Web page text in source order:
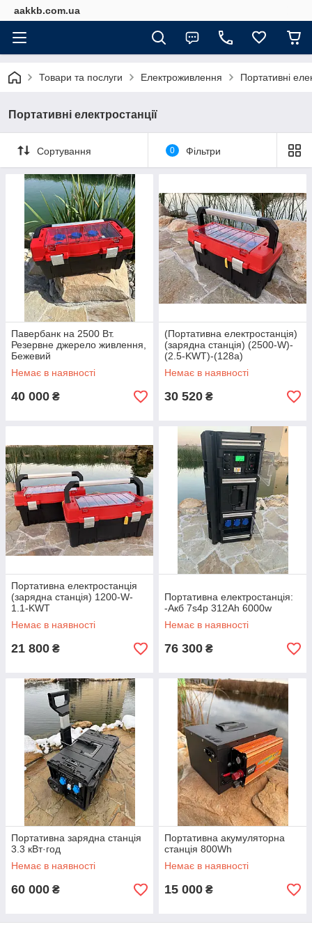
aakkb.com.ua
Товари та послуги Електроживлення Портативні
Портативні електростанції
Сортування 0 Фільтри
Павербанк на 2500 Вт.
Резервне джерело живлення,
Бежевий
Немає в наявності
40 000 ₴
(Портативна електростанція)
(зарядна станція) (2500-W)-
(2.5-KWT)-(128a)
Немає в наявності
30 520 ₴
Портативна електростанція
(зарядна станція) 1200-W-
1.1-KWT
Немає в наявності
21 800 ₴
Портативна електростанція:
-Акб 7s4p 312Аh 6000w
Немає в наявності
76 300 ₴
Портативна зарядна станція
3.3 кВт·год
Немає в наявності
60 000 ₴
Портативна акумуляторна
станція 800Wh
Немає в наявності
15 000 ₴